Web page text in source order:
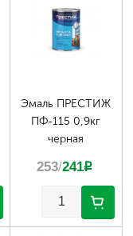
Эмаль ПРЕСТИЖ
ПФ-115 0,9кг
черная
253/241p